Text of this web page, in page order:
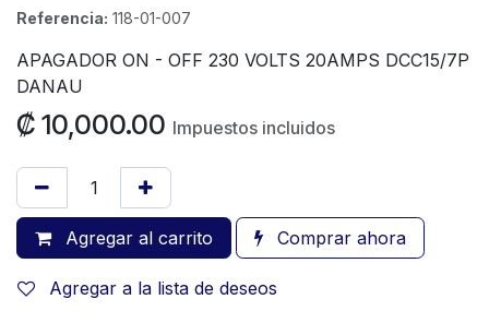
Referencia: 118-01-007
APAGADOR ON - OFF 230 VOLTS 20AMPS DCC15/7P
DANAU
₡ 10,000.00 Impuestos incluidos
Agregar al carrito Comprar ahora
Agregar a la lista de deseos